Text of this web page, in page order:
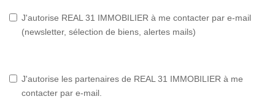
J'autorise REAL 31 IMMOBILIER à me contacter par e-mail
(newsletter, sélection de biens, alertes mails)
J'autorise les partenaires de REAL 31 IMMOBILIER à me
contacter par e-mail.